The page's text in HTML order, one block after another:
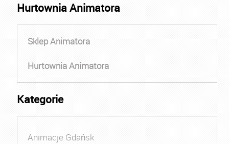
Hurtownia Animatora
Sklep Animatora
Hurtownia Animatora
Kategorie
Animacje Gdańsk